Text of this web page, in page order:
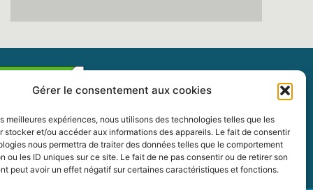
Gérer le consentement aux cookies
meilleures expériences, nous utilisons des technologies telles que les
stocker et/ou accéder aux informations des appareils. Le fait de consentir
nous permettra de traiter des données telles que le comportement
ou les ID uniques sur ce site. Le fait de ne pas consentir ou de retirer son
peut avoir un effet négatif sur certaines caractéristiques et fonctions.